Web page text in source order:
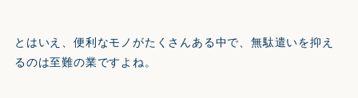
とはいえ、便利なモノがたくさんある中で、無駄遣いを抑え
るのは至難の業ですよね。